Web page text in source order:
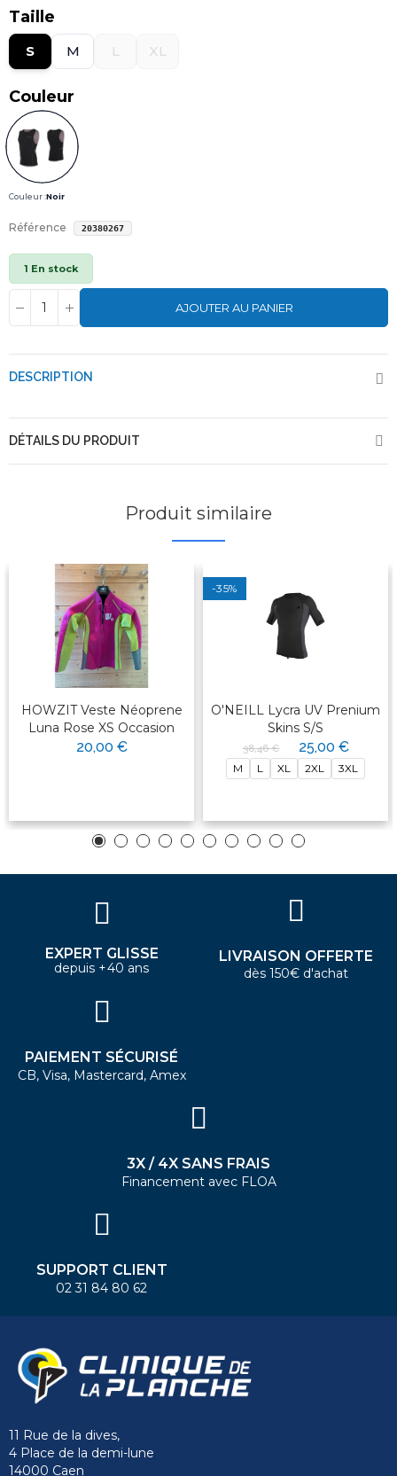
Taille
S M L XL
Couleur
Couleur :Noir
Référence 20380267
1 En stock
AJOUTER AU PANIER
DESCRIPTION
DÉTAILS DU PRODUIT
Produit similaire
HOWZIT Veste Néoprene
Luna Rose XS Occasion
20,00 €
-35%
O'NEILL Lycra UV Prenium
Skins S/S
38,46 € 25,00 €
M L XL 2XL 3XL
EXPERT GLISSE
depuis +40 ans
LIVRAISON OFFERTE
dès 150€ d'achat
PAIEMENT SÉCURISÉ
CB, Visa, Mastercard, Amex
3X / 4X SANS FRAIS
Financement avec FLOA
SUPPORT CLIENT
02 31 84 80 62
11 Rue de la dives,
4 Place de la demi-lune
14000 Caen